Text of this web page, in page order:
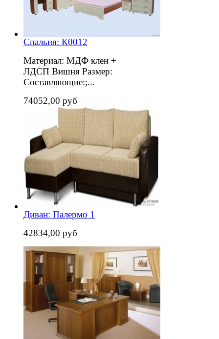
Спальня: К0012
Материал: МДФ клен +
ЛДСП Вишня Размер:
Составляющие:;...
74052,00 руб
Диван: Палермо 1
42834,00 руб